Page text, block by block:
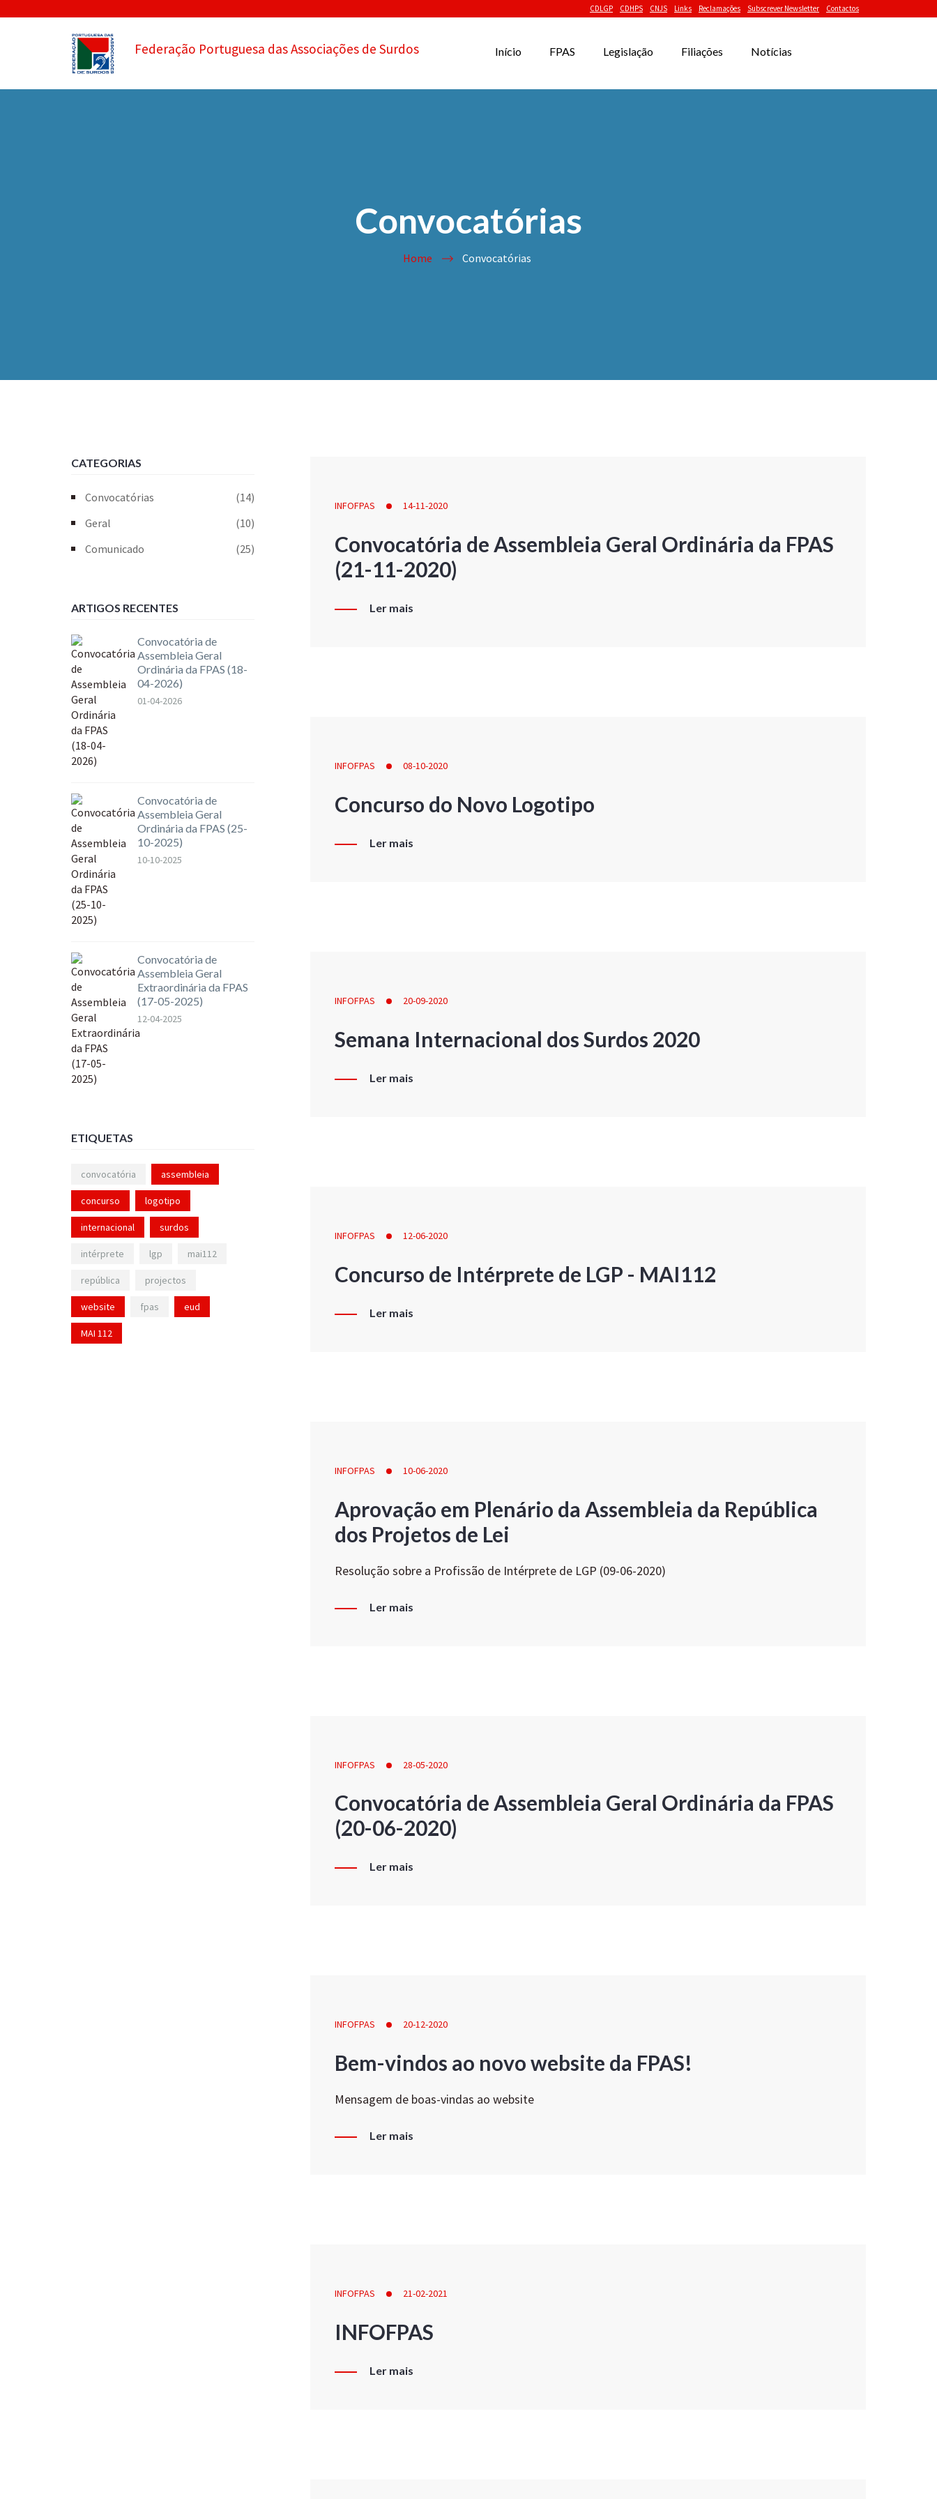
CDLGP CDHPS CNJS Links Reclamações Subscrever Newsletter Contactos
Federação Portuguesa das Associações de Surdos Início FPAS Legislação Filiações Notícias
Convocatórias
Home Convocatórias
INFOFPAS 14-11-2020
Convocatória de Assembleia Geral Ordinária da FPAS
(21-11-2020)
Ler mais
INFOFPAS 08-10-2020
Concurso do Novo Logotipo
Ler mais
INFOFPAS 20-09-2020
Semana Internacional dos Surdos 2020
Ler mais
INFOFPAS 12-06-2020
Concurso de Intérprete de LGP - MAI112
Ler mais
INFOFPAS 10-06-2020
Aprovação em Plenário da Assembleia da República
dos Projetos de Lei
Resolução sobre a Profissão de Intérprete de LGP (09-06-2020)
Ler mais
INFOFPAS 28-05-2020
Convocatória de Assembleia Geral Ordinária da FPAS
(20-06-2020)
Ler mais
INFOFPAS 20-12-2020
Bem-vindos ao novo website da FPAS!
Mensagem de boas-vindas ao website
Ler mais
INFOFPAS 21-02-2021
INFOFPAS
Ler mais
CATEGORIAS
Convocatórias
(14)
Geral
(10)
Comunicado
(25)
ARTIGOS RECENTES
Convocatória de
Assembleia Geral
Ordinária da FPAS (18-
04-2026)
01-04-2026
Convocatória de
Assembleia Geral
Ordinária da FPAS (25-
10-2025)
10-10-2025
Convocatória de
Assembleia Geral
Extraordinária da FPAS
(17-05-2025)
12-04-2025
ETIQUETAS
convocatória assembleia
concurso logotipo
internacional surdos
intérprete lgp mai112
república projectos
website fpas eud
MAI 112